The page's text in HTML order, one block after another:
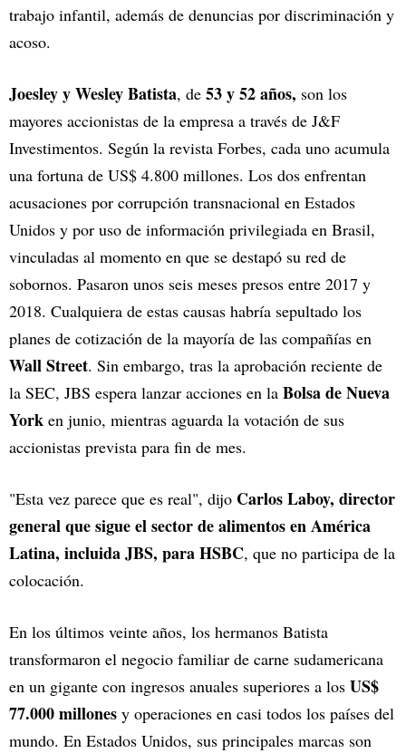
trabajo infantil, además de denuncias por discriminación y
acoso.
Joesley y Wesley Batista, de 53 y 52 años, son los
mayores accionistas de la empresa a través de J&F
Investimentos. Según la revista Forbes, cada uno acumula
una fortuna de US$ 4.800 millones. Los dos enfrentan
acusaciones por corrupción transnacional en Estados
Unidos y por uso de información privilegiada en Brasil,
vinculadas al momento en que se destapó su red de
sobornos. Pasaron unos seis meses presos entre 2017 y
2018. Cualquiera de estas causas habría sepultado los
planes de cotización de la mayoría de las compañías en
Wall Street. Sin embargo, tras la aprobación reciente de
la SEC, JBS espera lanzar acciones en la Bolsa de Nueva
York en junio, mientras aguarda la votación de sus
accionistas prevista para fin de mes.
"Esta vez parece que es real", dijo Carlos Laboy, director
general que sigue el sector de alimentos en América
Latina, incluida JBS, para HSBC, que no participa de la
colocación.
En los últimos veinte años, los hermanos Batista
transformaron el negocio familiar de carne sudamericana
en un gigante con ingresos anuales superiores a los US$
77.000 millones y operaciones en casi todos los países del
mundo. En Estados Unidos, sus principales marcas son